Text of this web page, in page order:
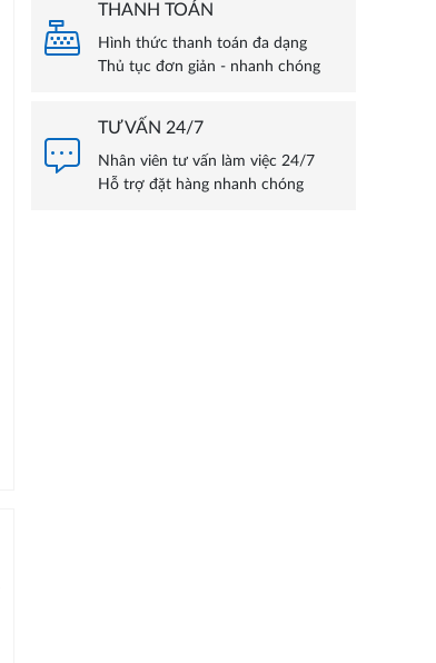
THANH TOÁN
Hình thức thanh toán đa dạng
Thủ tục đơn giản - nhanh chóng
TƯ VẤN 24/7
Nhân viên tư vấn làm việc 24/7
Hỗ trợ đặt hàng nhanh chóng